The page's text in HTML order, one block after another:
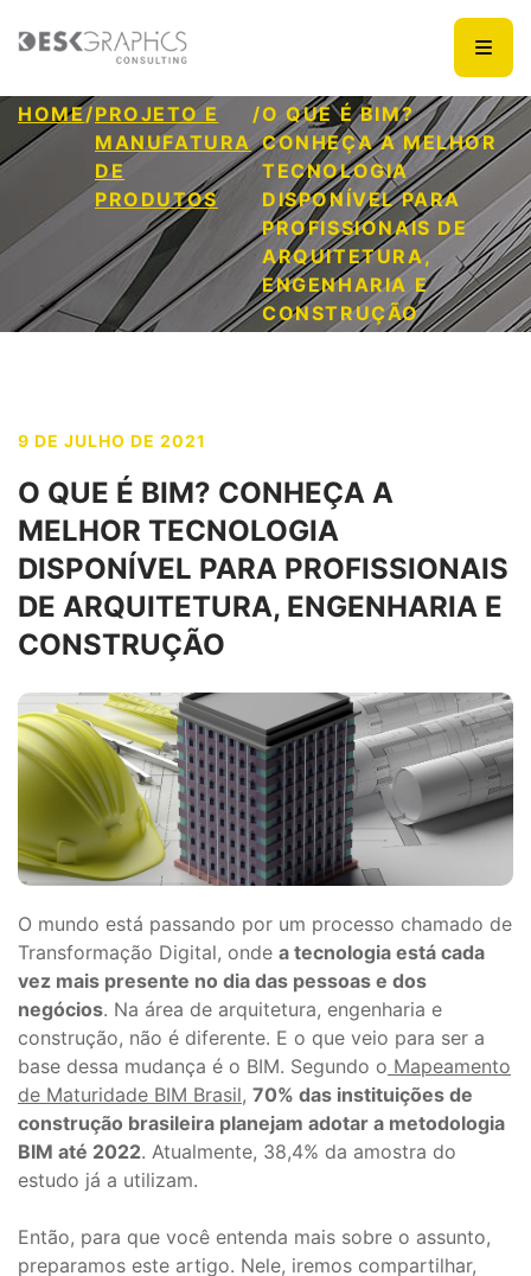
HOME/PROJETO E
MANUFATURA
DE
PRODUTOS
/O QUE É BIM?
CONHEÇA A MELHOR
TECNOLOGIA
DISPONÍVEL PARA
PROFISSIONAIS DE
ARQUITETURA,
ENGENHARIA E
CONSTRUÇÃO
9 DE JULHO DE 2021
O QUE É BIM? CONHEÇA A
MELHOR TECNOLOGIA
DISPONÍVEL PARA PROFISSIONAIS
DE ARQUITETURA, ENGENHARIA E
CONSTRUÇÃO
O mundo está passando por um processo chamado de
Transformação Digital, onde a tecnologia está cada
vez mais presente no dia das pessoas e dos
negócios. Na área de arquitetura, engenharia e
construção, não é diferente. E o que veio para ser a
base dessa mudança é o BIM. Segundo o Mapeamento
de Maturidade BIM Brasil, 70% das instituições de
construção brasileira planejam adotar a metodologia
BIM até 2022. Atualmente, 38,4% da amostra do
estudo já a utilizam.
Então, para que você entenda mais sobre o assunto,
preparamos este artigo. Nele, iremos compartilhar,